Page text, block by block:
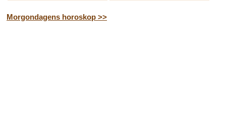
Morgondagens horoskop >>